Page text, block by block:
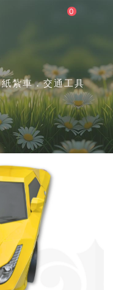
0
紙紮車．交通工具